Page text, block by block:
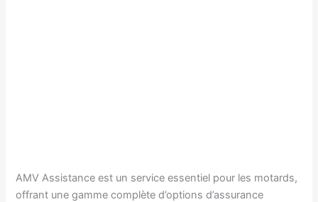
AMV Assistance est un service essentiel pour les motards,
offrant une gamme complète d’options d’assurance